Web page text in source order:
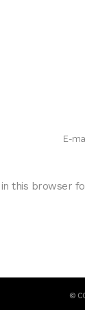
this browser
©